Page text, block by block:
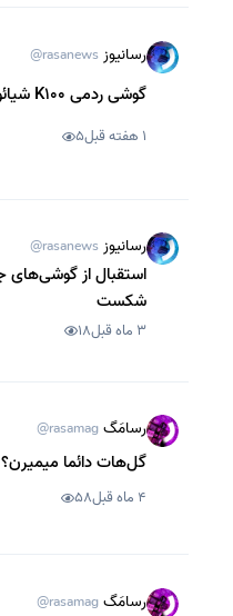
رسانیوز @rasanews
گوشی ردمی K100 شیائومی با اسنپدراگون 8 الیت نسل 5 در گیک‌بنچ رویت شد
1 هفته قبل 5
رسانیوز @rasanews
شکست
3 ماه قبل 18
رسامَگ @rasamag
گل‌هات دائما میمیرن؟
4 ماه قبل 58
رسامَگ @rasamag